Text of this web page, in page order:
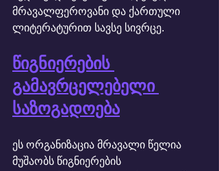
მრავალფეროვანი და ქართული
ლიტერატურით სავსე სივრცე.
წიგნიერების
გამავრცელებელი
საზოგადოება
ეს ორგანიზაცია მრავალი წელია
მუშაობს წიგნიერების